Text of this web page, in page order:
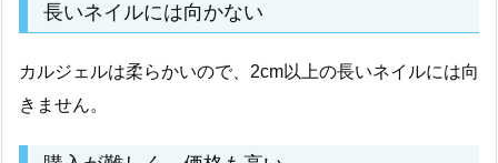
長いネイルには向かない
カルジェルは柔らかいので、2cm以上の長いネイルには向
きません。